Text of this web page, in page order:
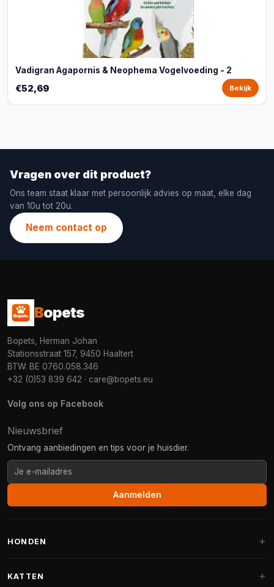
Vadigran Agapornis & Neophema Vogelvoeding - 2
€52,69 Bekijk
Vragen over dit product?
Ons team staat klaar met persoonlijk advies op maat, elke dag
van 10u tot 20u.
Neem contact op
Bopets
Bopets, Herman Johan
Stationsstraat 157, 9450 Haaltert
BTW: BE 0760.058.346
+32 (0)53 839 642 · care@bopets.eu
Volg ons op Facebook
Nieuwsbrief
Ontvang aanbiedingen en tips voor je huisdier.
Aanmelden
HONDEN
KATTEN